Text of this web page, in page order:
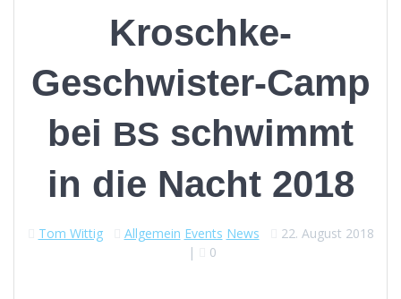
Kroschke-
Geschwister-Camp
bei BS schwimmt
in die Nacht 2018
Tom Wittig Allgemein Events News
22. August 2018
|
0